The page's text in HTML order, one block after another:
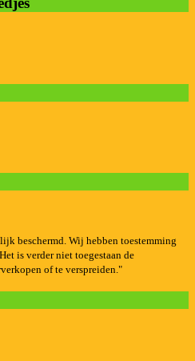
beschermd. Wij hebben toestemming
is verder niet toegestaan de
of te verspreiden."